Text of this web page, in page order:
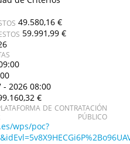
49.580,16 €
59.991,99 €
- 2026 08:00
€
DE CONTRATACIÓN
PÚBLICO
wps/poc?